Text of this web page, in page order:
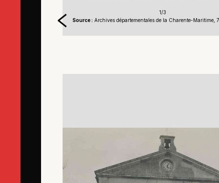
1/3
Source : Archives départementales de la Charente-Maritime,